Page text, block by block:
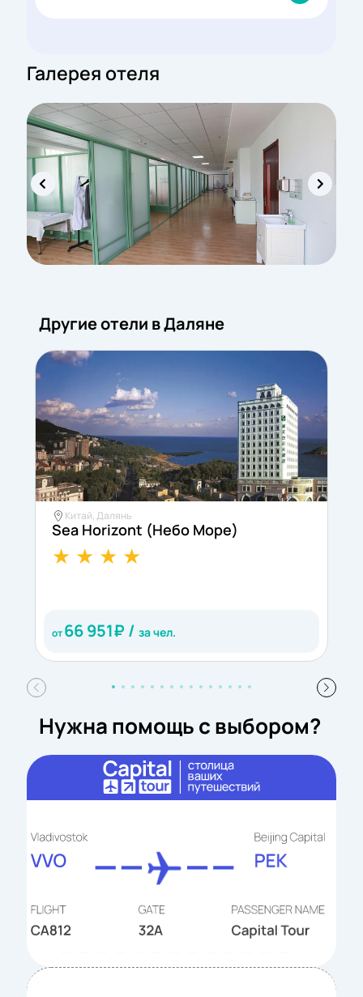
Галерея отеля
Другие отели в Даляне
Китай, Далянь
Sea Horizont (Небо Море)
от66 951₽ / за чел.
Нужна помощь с выбором?